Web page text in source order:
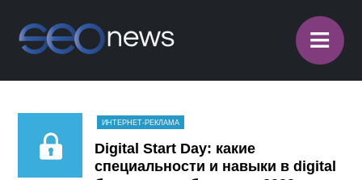
≡
ИНТЕРНЕТ-РЕКЛАМА
Digital Start Day: какие
специальности и навыки в digital